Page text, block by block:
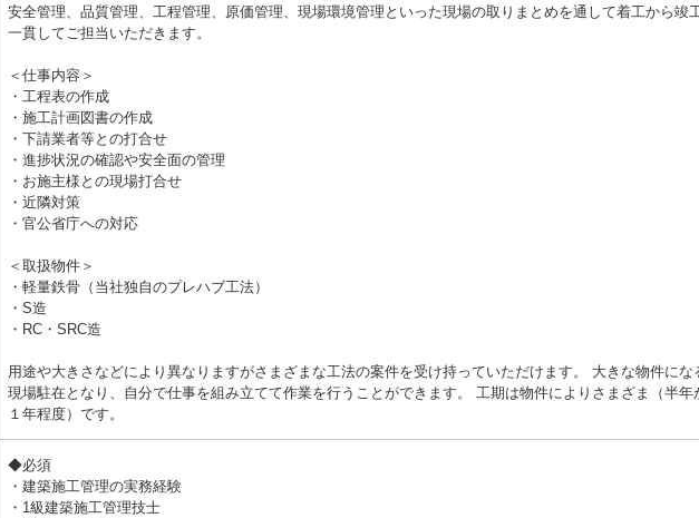
安全管理、品質管理、工程管理、原価管理、現場環境管理といった現場の取りまとめを通して着工から竣
一貫してご担当いただきます。
＜仕事内容＞
・工程表の作成
・施工計画図書の作成
・下請業者等との打合せ
・進捗状況の確認や安全面の管理
・お施主様との現場打合せ
・近隣対策
・官公省庁への対応
＜取扱物件＞
・軽量鉄骨（当社独自のプレハブ工法）
・S造
・RC・SRC造
用途や大きさなどにより異なりますがさまざまな工法の案件を受け持っていただけます。 大きな物件にな
現場駐在となり、自分で仕事を組み立てて作業を行うことができます。 工期は物件によりさまざま（半年
１年程度）です。
◆必須
・建築施工管理の実務経験
・1級建築施工管理技士